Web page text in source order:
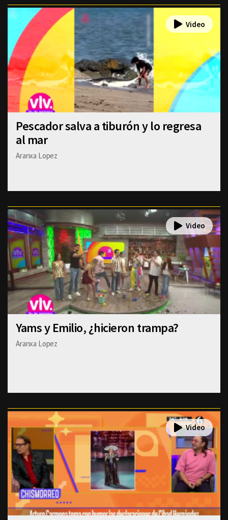
Pescador salva a tiburón y lo regresa
al mar
Aranxa Lopez
Yams y Emilio, ¿hicieron trampa?
Aranxa Lopez